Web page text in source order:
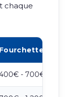
chaque
Fourchette de
- 700€